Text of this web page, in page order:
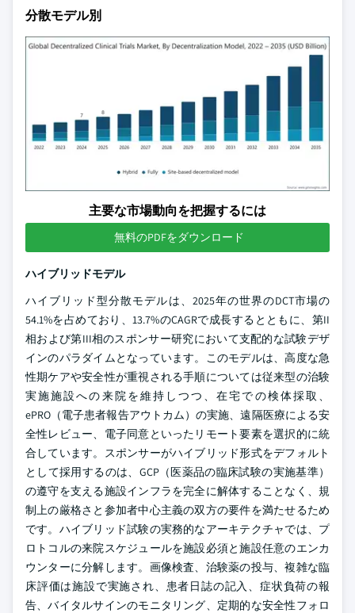
分散モデル別
主要な市場動向を把握するには
無料のPDFをダウンロード
ハイブリッドモデル
ハイブリッド型分散モデルは、2025年の世界のDCT市場の
54.1%を占めており、13.7%のCAGRで成長するとともに、第II
相および第III相のスポンサー研究において支配的な試験デザ
インのパラダイムとなっています。このモデルは、高度な急
性期ケアや安全性が重視される手順については従来型の治験
実施施設への来院を維持しつつ、在宅での検体採取、
ePRO（電子患者報告アウトカム）の実施、遠隔医療による安
全性レビュー、電子同意といったリモート要素を選択的に統
合しています。スポンサーがハイブリッド形式をデフォルト
として採用するのは、GCP（医薬品の臨床試験の実施基準）
の遵守を支える施設インフラを完全に解体することなく、規
制上の厳格さと参加者中心主義の双方の要件を満たせるため
です。ハイブリッド試験の実務的なアーキテクチャでは、プ
ロトコルの来院スケジュールを施設必須と施設任意のエンカ
ウンターに分解します。画像検査、治験薬の投与、複雑な臨
床評価は施設で実施され、患者日誌の記入、症状負荷の報
告、バイタルサインのモニタリング、定期的な安全性フォロ